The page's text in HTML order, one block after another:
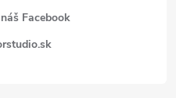
Facebook